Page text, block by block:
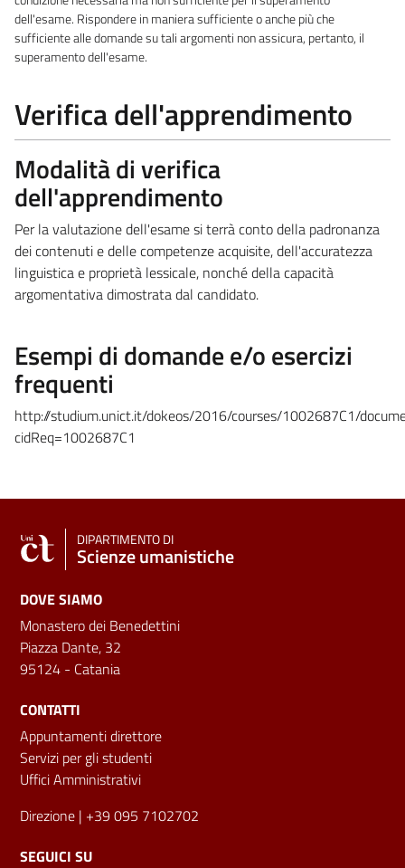
dell'esame. Rispondere in maniera sufficiente o anche più che
sufficiente alle domande su tali argomenti non assicura, pertanto, il
superamento dell'esame.
Verifica dell'apprendimento
Modalità di verifica
dell'apprendimento
Per la valutazione dell'esame si terrà conto della padronanza
dei contenuti e delle competenze acquisite, dell'accuratezza
linguistica e proprietà lessicale, nonché della capacità
argomentativa dimostrata dal candidato.
Esempi di domande e/o esercizi
frequenti
http://studium.unict.it/dokeos/2016/courses/1002687C1/
cidReq=1002687C1
DIPARTIMENTO DI
Scienze umanistiche
DOVE SIAMO
Monastero dei Benedettini
Piazza Dante, 32
95124 - Catania
CONTATTI
Appuntamenti direttore
Servizi per gli studenti
Uffici Amministrativi
Direzione | +39 095 7102702
SEGUICI SU